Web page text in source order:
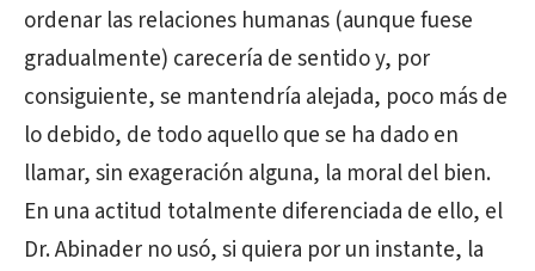
ordenar las relaciones humanas (aunque fuese
gradualmente) carecería de sentido y, por
consiguiente, se mantendría alejada, poco más de
lo debido, de todo aquello que se ha dado en
llamar, sin exageración alguna, la moral del bien.
En una actitud totalmente diferenciada de ello, el
Dr. Abinader no usó, si quiera por un instante, la